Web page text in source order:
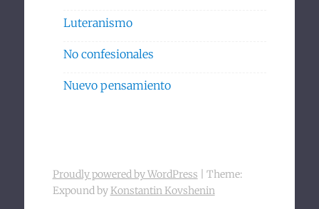
Luteranismo
No confesionales
Nuevo pensamiento
Proudly powered by WordPress
Theme:
Expound byKonstantin Kovshenin